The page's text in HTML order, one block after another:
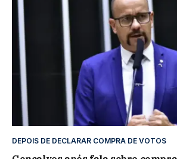
DEPOIS DE DECLARAR COMPRA DE VOTOS